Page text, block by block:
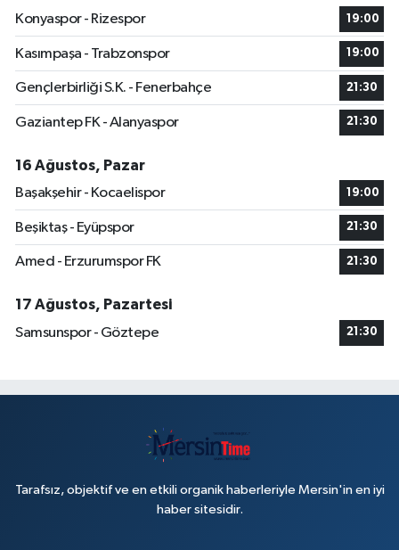
Konyaspor - Rizespor
19:00
Kasımpaşa - Trabzonspor 19:00
Gençlerbirliği S.K. - Fenerbahçe 21:30
Gaziantep FK - Alanyaspor 21:30
16 Ağustos, Pazar
Başakşehir - Kocaelispor
19:00
Beşiktaş - Eyüpspor 21:30
Amed - Erzurumspor FK 21:30
17 Ağustos, Pazartesi
Samsunspor - Göztepe
21:30
Tarafsız, objektif ve en etkili organik haberleriyle Mersin'in en iyi
haber sitesidir.